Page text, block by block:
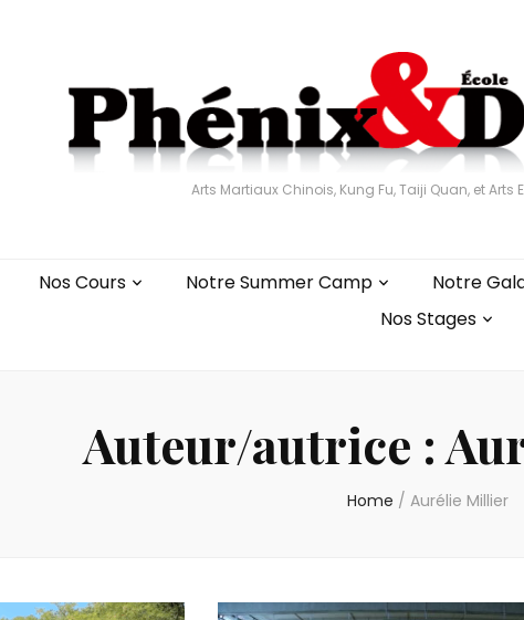
Arts Martiaux Chinois, Kung Fu, Taiji Quan, et Arts
Nos Cours Notre Summer Camp Notre
Nos Stages
Auteur/autrice :
Home / Aurélie Millier